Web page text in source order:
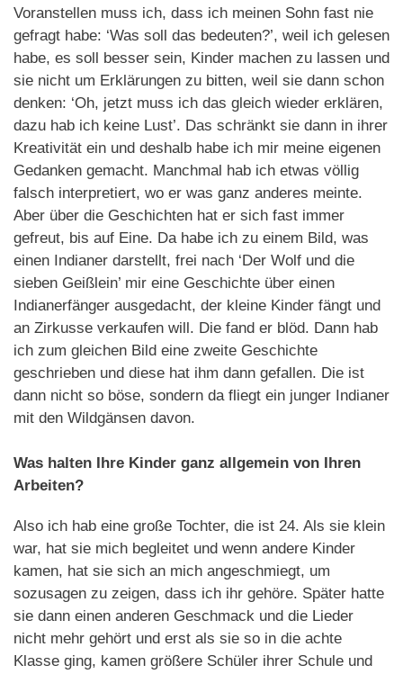
Voranstellen muss ich, dass ich meinen Sohn fast nie
gefragt habe: ‘Was soll das bedeuten?’, weil ich gelesen
habe, es soll besser sein, Kinder machen zu lassen und
sie nicht um Erklärungen zu bitten, weil sie dann schon
denken: ‘Oh, jetzt muss ich das gleich wieder erklären,
dazu hab ich keine Lust’. Das schränkt sie dann in ihrer
Kreativität ein und deshalb habe ich mir meine eigenen
Gedanken gemacht. Manchmal hab ich etwas völlig
falsch interpretiert, wo er was ganz anderes meinte.
Aber über die Geschichten hat er sich fast immer
gefreut, bis auf Eine. Da habe ich zu einem Bild, was
einen Indianer darstellt, frei nach ‘Der Wolf und die
sieben Geißlein’ mir eine Geschichte über einen
Indianerfänger ausgedacht, der kleine Kinder fängt und
an Zirkusse verkaufen will. Die fand er blöd. Dann hab
ich zum gleichen Bild eine zweite Geschichte
geschrieben und diese hat ihm dann gefallen. Die ist
dann nicht so böse, sondern da fliegt ein junger Indianer
mit den Wildgänsen davon.
Was halten Ihre Kinder ganz allgemein von Ihren
Arbeiten?
Also ich hab eine große Tochter, die ist 24. Als sie klein
war, hat sie mich begleitet und wenn andere Kinder
kamen, hat sie sich an mich angeschmiegt, um
sozusagen zu zeigen, dass ich ihr gehöre. Später hatte
sie dann einen anderen Geschmack und die Lieder
nicht mehr gehört und erst als sie so in die achte
Klasse ging, kamen größere Schüler ihrer Schule und